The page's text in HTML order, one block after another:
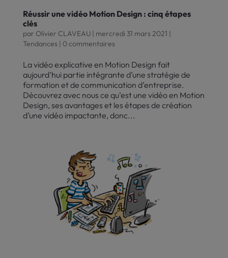
Réussir une vidéo Motion Design : cinq étapes
clés
par Olivier CLAVEAU| mercredi 31 mars 2021 |
Tendances | 0 commentaires
La vidéo explicative en Motion Design fait
aujourd’hui partie intégrante d’une stratégie de
formation et de communication d’entreprise.
Découvrez avec nous ce qu’est une vidéo en Motion
Design, ses avantages et les étapes de création
d’une vidéo impactante, donc...